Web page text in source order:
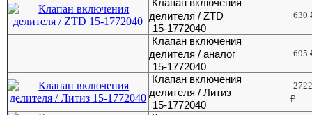
Клапан включения
делителя / ZTD
15-1772040
630
Клапан включения
делителя / аналог
15-1772040
695
Клапан включения
делителя / Литиз
15-1772040
₽